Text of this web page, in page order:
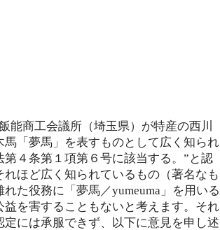
能商工会議所（埼玉県）が特産の西川
「夢馬」を表すものとして広く知られ
４条第１項第６号に該当する。”と認
ほど広く知られているもの（著名なも
た役務に「夢馬／yumeuma」を用いる
を害することもないと考えます。それ
には承服できず、以下に意見を申し述